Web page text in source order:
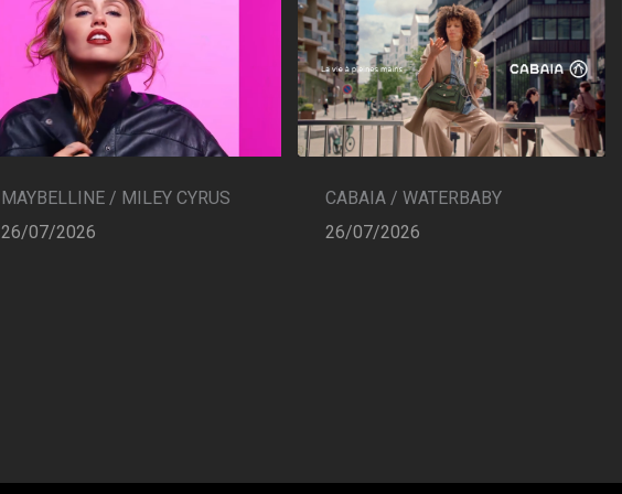
MAYBELLINE / MILEY CYRUS
26/07/2026
CABAIA / WATERBABY
26/07/2026